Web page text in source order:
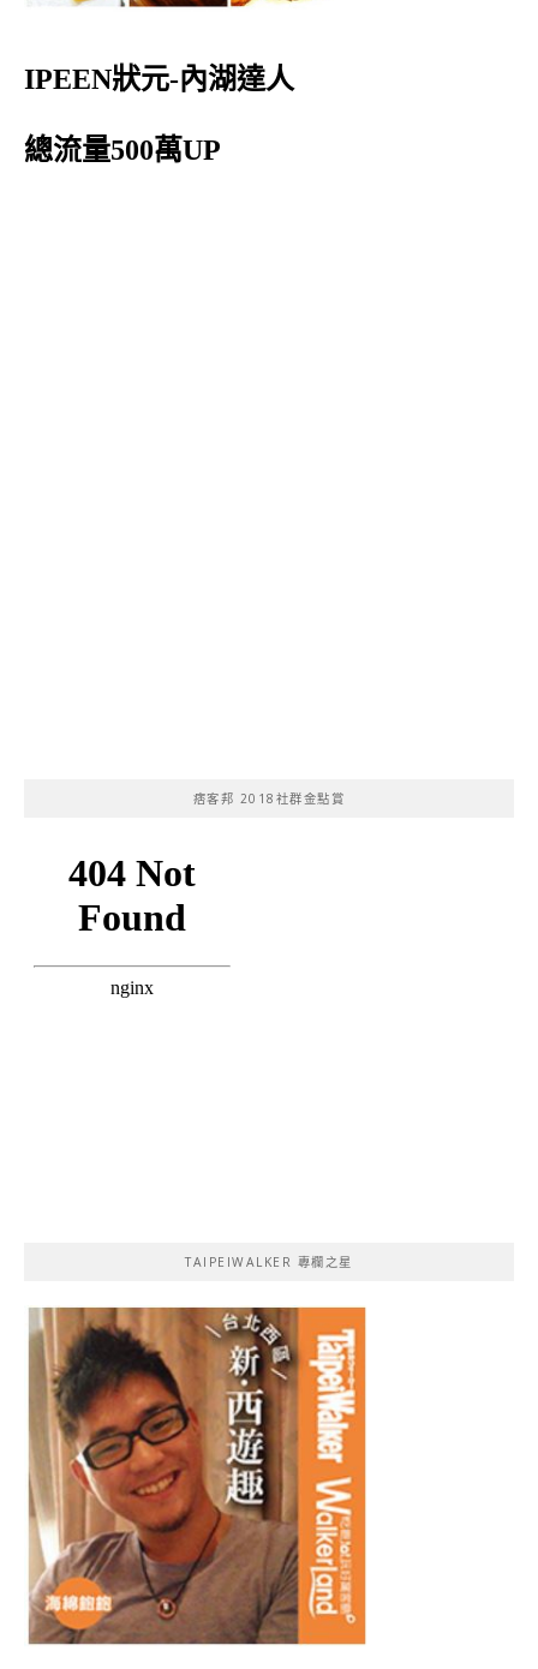
IPEEN狀元-內湖達人
總流量500萬UP
痞客邦 2018社群金點賞
TAIPEIWALKER 專欄之星